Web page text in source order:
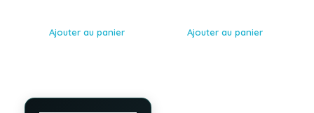
Ajouter au panier Ajouter au panier